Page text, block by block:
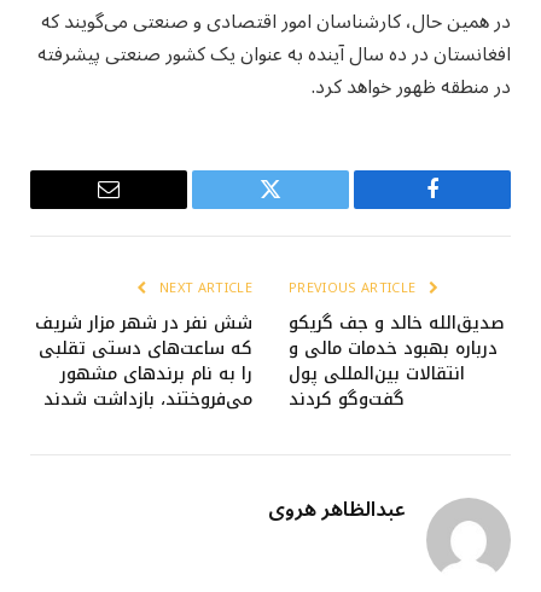
در همین حال، کارشناسان امور اقتصادی و صنعتی می‌گویند که
افغانستان در ده سال آینده به عنوان یک کشور صنعتی پیشرفته
در منطقه ظهور خواهد کرد.
Facebook
Twitter
Email
صدیق‌الله خالد و جف گریکو
درباره بهبود خدمات مالی و
انتقالات بین‌المللی پول
گفت‌وگو کردند
NEXT ARTICLE
شش نفر در شهر مزار شریف
که ساعت‌های دستی تقلبی
را به نام برندهای مشهور
می‌فروختند، بازداشت شدند
عبدالظاهر هروی